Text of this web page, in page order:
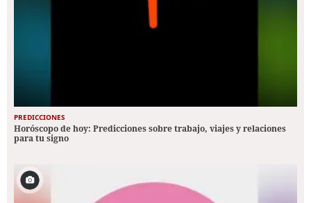
PREDICCIONES
Horóscopo de hoy: Predicciones sobre trabajo, viajes y relaciones
para tu signo